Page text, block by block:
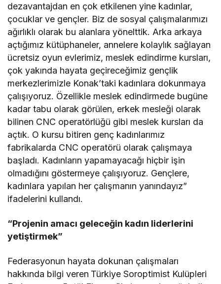
dezavantajdan en çok etkilenen yine kadınlar,
çocuklar ve gençler. Biz de sosyal çalışmalarımızı
ağırlıklı olarak bu alanlara yönelttik. Arka arkaya
açtığımız kütüphaneler, annelere kolaylık sağlayan
ücretsiz oyun evlerimiz, meslek edindirme kursları,
çok yakında hayata geçireceğimiz gençlik
merkezlerimizle Konak’taki kadınlara dokunmaya
çalışıyoruz. Özellikle meslek edindirmede bugüne
kadar tabu olarak görülen, erkek mesleği olarak
bilinen CNC operatörlüğü gibi meslek kursları da
açtık. O kursu bitiren genç kadınlarımız
fabrikalarda CNC operatörü olarak çalışmaya
başladı. Kadınların yapamayacağı hiçbir işin
olmadığını göstermeye çalışıyoruz. Gençlere,
kadınlara yapılan her çalışmanın yanındayız”
ifadelerini kullandı.
“Projenin amacı geleceğin kadın liderlerini
yetiştirmek”
Federasyonun hayata dokunan çalışmaları
hakkında bilgi veren Türkiye Soroptimist Kulüpleri